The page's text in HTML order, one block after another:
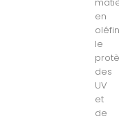
en
le
des
UV
et
de